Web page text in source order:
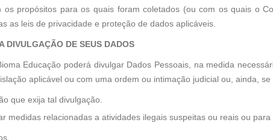
os propósitos para os quais foram coletados (ou com os quais o
as leis de privacidade e proteção de dados aplicáveis.
DIVULGAÇÃO DE SEUS DADOS
Educação poderá divulgar Dados Pessoais, na medida
aplicável ou com uma ordem ou intimação judicial ou, ainda,
que exija tal divulgação.
medidas relacionadas a atividades ilegais suspeitas ou reais ou